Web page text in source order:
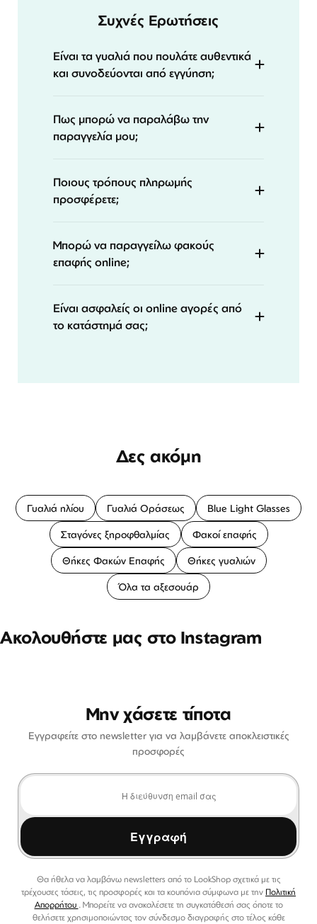
Συχνές Ερωτήσεις
Είναι τα γυαλιά που πουλάτε αυθεντικά
και συνοδεύονται από εγγύηση;
Πως μπορώ να παραλάβω την
παραγγελία μου;
Ποιους τρόπους πληρωμής
προσφέρετε;
Μπορώ να παραγγείλω φακούς
επαφής online;
Είναι ασφαλείς οι online αγορές από
το κατάστημά σας;
Δες ακόμη
Γυαλιά ηλίου Γυαλιά Οράσεως Blue Light Glasses
Σταγόνες ξηροφθαλμίας Φακοί επαφής
Θήκες Φακών Επαφής Θήκες γυαλιών
Όλα τα αξεσουάρ
Ακολουθήστε μας στο Instagram
Μην χάσετε τίποτα
Εγγραφείτε στο newsletter για να λαμβάνετε αποκλειστικές
προσφορές
Εγγραφή
Θα ήθελα να λαμβάνω newsletters από το LookShop σχετικά με τις
τρέχουσες τάσεις, τις προσφορές και τα κουπόνια σύμφωνα με την Πολιτική
Απορρήτου . Μπορείτε να ανακαλέσετε τη συγκατάθεσή σας όποτε το
θελήσετε χρησιμοποιώντας τον σύνδεσμο διαγραφής στο τέλος κάθε